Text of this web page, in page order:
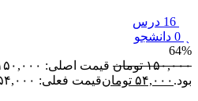
64%
۱۵۰,۰۰۰ تومان
بود. ۵۴,۰۰۰ تومانقیمت فعلی: ۵۴,۰۰۰ تومان.